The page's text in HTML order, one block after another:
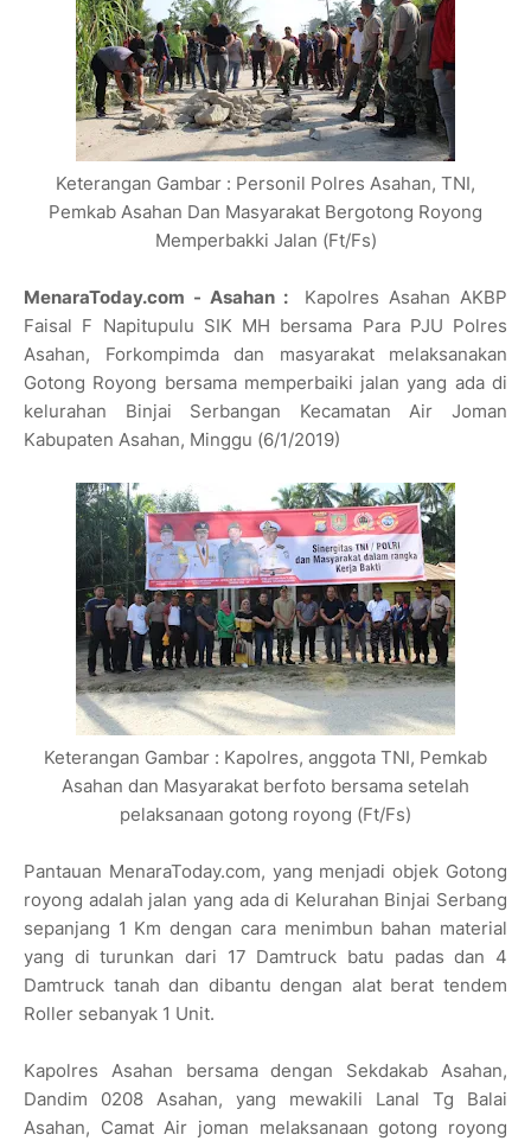
Keterangan Gambar : Personil Polres Asahan, TNI,
Pemkab Asahan Dan Masyarakat Bergotong Royong
Memperbakki Jalan (Ft/Fs)
MenaraToday.com - Asahan :
Kapolres Asahan AKBP
Faisal F Napitupulu SIK MH bersama Para PJU Polres
Asahan, Forkompimda dan masyarakat melaksanakan
Gotong Royong bersama memperbaiki jalan yang ada di
kelurahan Binjai Serbangan Kecamatan Air Joman
Kabupaten Asahan, Minggu (6/1/2019)
Keterangan Gambar : Kapolres, anggota TNI, Pemkab
Asahan dan Masyarakat berfoto bersama setelah
pelaksanaan gotong royong (Ft/Fs)
Pantauan MenaraToday.com, yang menjadi objek Gotong
royong adalah jalan yang ada di Kelurahan Binjai Serbang
sepanjang 1 Km dengan cara menimbun bahan material
yang di turunkan dari 17 Damtruck batu padas dan 4
Damtruck tanah dan dibantu dengan alat berat tendem
Roller sebanyak 1 Unit.
Kapolres Asahan bersama dengan Sekdakab Asahan,
Dandim 0208 Asahan, yang mewakili Lanal Tg Balai
Asahan, Camat Air joman melaksanaan gotong royong